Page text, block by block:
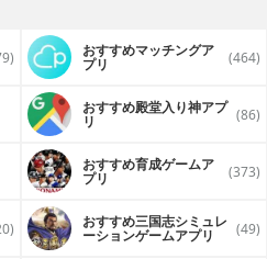
おすすめマッチングア
プリ (464)
おすすめ殿堂入り神アプ
リ (86)
おすすめ育成ゲームア
プリ (373)
おすすめ三国志シミュレ
ーションゲームアプリ (49)